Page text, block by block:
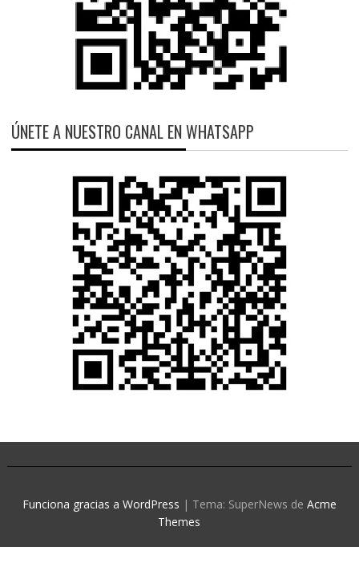
ÚNETE A NUESTRO CANAL EN WHATSAPP
Funciona gracias a WordPress | Tema: SuperNews de Acme
Themes